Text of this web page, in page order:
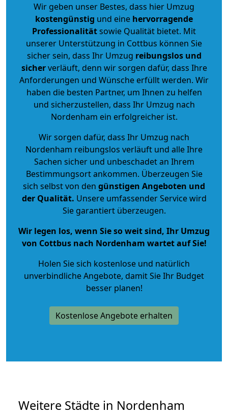
Wir geben unser Bestes, dass hier Umzug
kostengünstig und eine hervorragende
Professionalitätsowie Qualität bietet. Mit
unserer Unterstützung in Cottbus können Sie
sicher sein, dass Ihr Umzug reibungslos und
sicherverläuft, denn wir sorgen dafür, dass Ihre
Anforderungen und Wünsche erfüllt werden. Wir
haben die besten Partner, um Ihnen zu helfen
und sicherzustellen, dass Ihr Umzug nach
Nordenham ein erfolgreicher ist.
Wir sorgen dafür, dass Ihr Umzug nach
Nordenham reibungslos verläuft und alle Ihre
Sachen sicher und unbeschadet an Ihrem
Bestimmungsort ankommen. Überzeugen Sie
sich selbst von den günstigen Angeboten und
der Qualität. Unsere umfassender Service wird
Sie garantiert überzeugen.
Wir legen los, wenn Sie so weit sind, Ihr Umzug
von Cottbus nach Nordenham wartet auf Sie!
Holen Sie sich kostenlose und natürlich
unverbindliche Angebote, damit Sie Ihr Budget
besser planen!
Kostenlose Angebote erhalten
Weitere Städte in Nordenham